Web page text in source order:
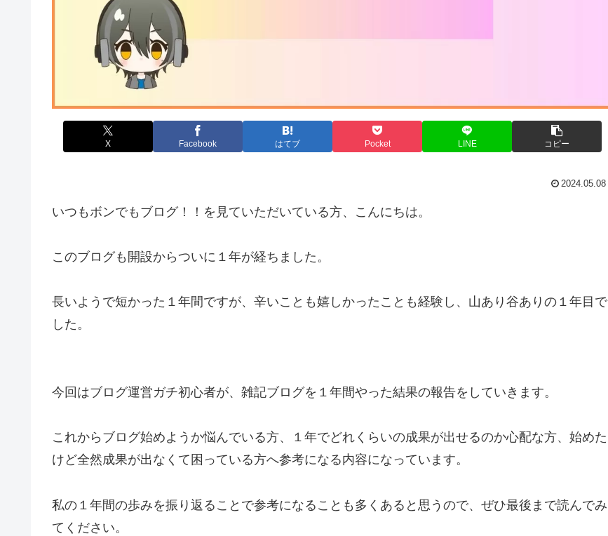
X Facebook はてブ Pocket LINE コピー
2024.05.08
いつもボンでもブログ！！を見ていただいている方、こんにちは。
このブログも開設からついに１年が経ちました。
長いようで短かった１年間ですが、辛いことも嬉しかったことも経験し、山あり谷ありの１年目で
した。
今回はブログ運営ガチ初心者が、雑記ブログを１年間やった結果の報告をしていきます。
これからブログ始めようか悩んでいる方、１年でどれくらいの成果が出せるのか心配な方、始めた
けど全然成果が出なくて困っている方へ参考になる内容になっています。
私の１年間の歩みを振り返ることで参考になることも多くあると思うので、ぜひ最後まで読んでみ
てください。